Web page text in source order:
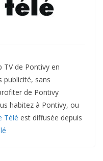
TV de Pontivy en
publicité, sans
de Pontivy
habitez à Pontivy, ou
Télé est diffusée depuis